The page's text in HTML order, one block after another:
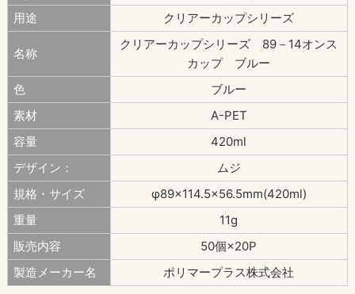
用途
クリアーカップシリーズ
名称
クリアーカップシリーズ 89－14オンス
カップ ブルー
色
ブルー
素材
A-PET
容量
420ml
デザイン：
ムジ
規格・サイズ
φ89×114.5×56.5mm(420ml)
重量
11g
販売内容
50個×20P
製造メーカー名
ポリマープラス株式会社